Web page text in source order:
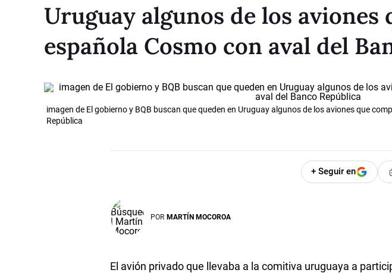
Uruguay algunos de los aviones
española Cosmo con aval del
imagen de El gobierno y BQB buscan que queden en Uruguay algunos de los aviones que
República
+ Seguir en
POR MARTÍN MOCOROA
El avión privado que llevaba a la comitiva uruguaya a